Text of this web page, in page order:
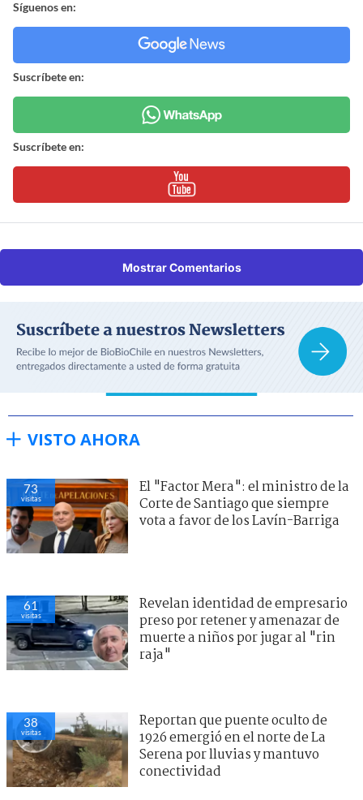
Síguenos en:
Suscríbete en:
Suscríbete en:
Mostrar Comentarios
VISTO AHORA
73
visitas
El "Factor Mera": el ministro de la
Corte de Santiago que siempre
vota a favor de los Lavín-Barriga
61
visitas
Revelan identidad de empresario
preso por retener y amenazar de
muerte a niños por jugar al "rin
raja"
38
visitas
Reportan que puente oculto de
1926 emergió en el norte de La
Serena por lluvias y mantuvo
conectividad